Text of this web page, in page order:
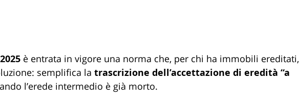
è entrata in vigore una norma che, per chi ha immobili ereditati,
semplifica la trascrizione dell’accettazione di eredità “a
l’erede intermedio è già morto.